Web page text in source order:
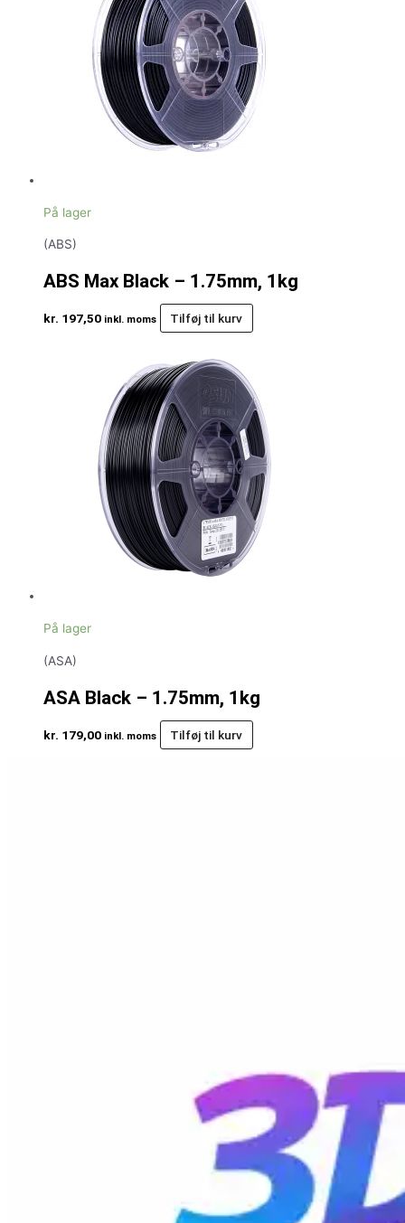
På lager
(ABS)
ABS Max Black – 1.75mm, 1kg
kr. 197,50 inkl. moms Tilføj til kurv
På lager
(ASA)
ASA Black – 1.75mm, 1kg
kr. 179,00 inkl. moms Tilføj til kurv